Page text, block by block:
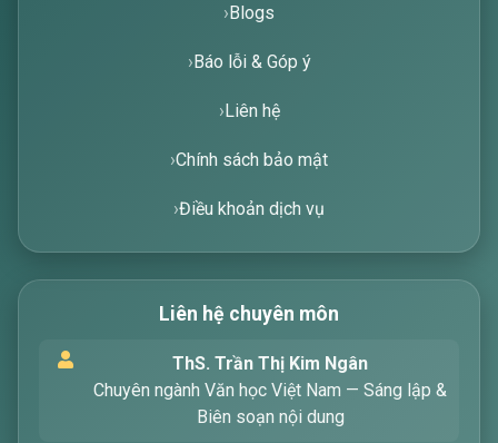
tìm kiếm các bài viết về văn học. Hãy nhập từ
khóa mà bạn quan tâm, tôi sẽ giúp bạn ngay
Blogs
Báo lỗi & Góp ý
Liên hệ
Chính sách bảo mật
Điều khoản dịch vụ
Liên hệ chuyên môn
ThS. Trần Thị Kim Ngân
Chuyên ngành Văn học Việt Nam — Sáng lập &
Biên soạn nội dung